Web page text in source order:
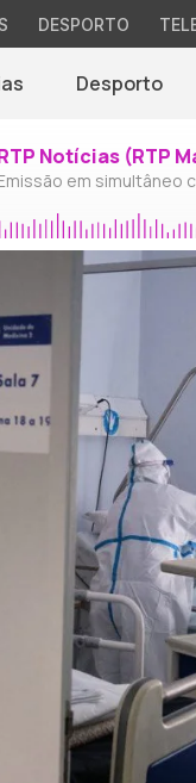
DESPORTO
Desporto
Notícias (RTP
em simultâneo